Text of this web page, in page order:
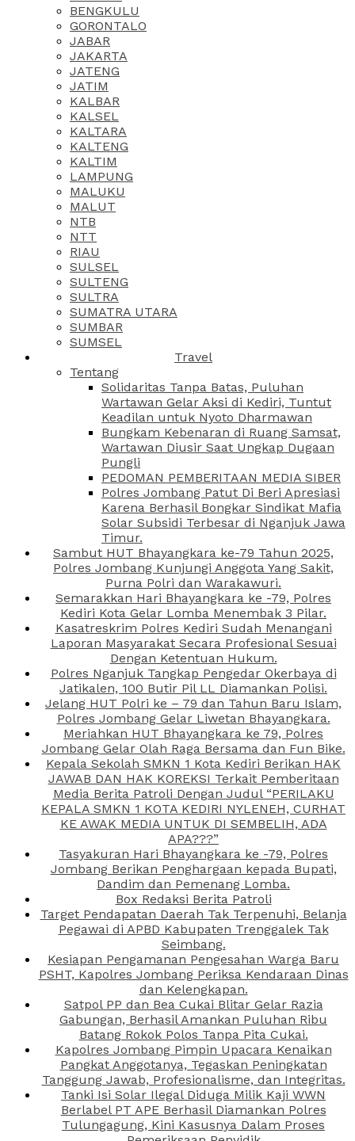
BENGKULU
GORONTALO
JABAR
JAKARTA
JATENG
JATIM
KALBAR
KALSEL
KALTARA
KALTENG
KALTIM
LAMPUNG
MALUKU
MALUT
NTB
NTT
RIAU
SULSEL
SULTENG
SULTRA
SUMATRA UTARA
SUMBAR
SUMSEL
Travel
Tentang
Solidaritas Tanpa Batas, Puluhan
Wartawan Gelar Aksi di Kediri, Tuntut
Keadilan untuk Nyoto Dharmawan
Bungkam Kebenaran di Ruang Samsat,
Wartawan Diusir Saat Ungkap Dugaan
Pungli
PEDOMAN PEMBERITAAN MEDIA SIBER
Polres Jombang Patut Di Beri Apresiasi
Karena Berhasil Bongkar Sindikat Mafia
Solar Subsidi Terbesar di Nganjuk Jawa
Timur.
Sambut HUT Bhayangkara ke-79 Tahun 2025,
Polres Jombang Kunjungi Anggota Yang Sakit,
Purna Polri dan Warakawuri.
Semarakkan Hari Bhayangkara ke -79, Polres
Kediri Kota Gelar Lomba Menembak 3 Pilar.
Kasatreskrim Polres Kediri Sudah Menangani
Laporan Masyarakat Secara Profesional Sesuai
Dengan Ketentuan Hukum.
Polres Nganjuk Tangkap Pengedar Okerbaya di
Jatikalen, 100 Butir Pil LL Diamankan Polisi.
Jelang HUT Polri ke – 79 dan Tahun Baru Islam,
Polres Jombang Gelar Liwetan Bhayangkara.
Meriahkan HUT Bhayangkara ke 79, Polres
Jombang Gelar Olah Raga Bersama dan Fun Bike.
Kepala Sekolah SMKN 1 Kota Kediri Berikan HAK
JAWAB DAN HAK KOREKSI Terkait Pemberitaan
Media Berita Patroli Dengan Judul “PERILAKU
KEPALA SMKN 1 KOTA KEDIRI NYLENEH, CURHAT
KE AWAK MEDIA UNTUK DI SEMBELIH, ADA
APA???”
Tasyakuran Hari Bhayangkara ke -79, Polres
Jombang Berikan Penghargaan kepada Bupati,
Dandim dan Pemenang Lomba.
Box Redaksi Berita Patroli
Target Pendapatan Daerah Tak Terpenuhi, Belanja
Pegawai di APBD Kabupaten Trenggalek Tak
Seimbang.
Kesiapan Pengamanan Pengesahan Warga Baru
PSHT, Kapolres Jombang Periksa Kendaraan Dinas
dan Kelengkapan.
Satpol PP dan Bea Cukai Blitar Gelar Razia
Gabungan, Berhasil Amankan Puluhan Ribu
Batang Rokok Polos Tanpa Pita Cukai.
Kapolres Jombang Pimpin Upacara Kenaikan
Pangkat Anggotanya, Tegaskan Peningkatan
Tanggung Jawab, Profesionalisme, dan Integritas.
Tanki Isi Solar Ilegal Diduga Milik Kaji WWN
Berlabel PT APE Berhasil Diamankan Polres
Tulungagung, Kini Kasusnya Dalam Proses